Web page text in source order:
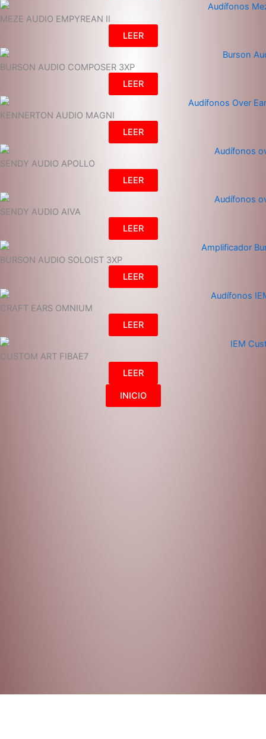
MEZE AUDIO EMPYREAN II
LEER
BURSON AUDIO COMPOSER 3XP
LEER
KENNERTON AUDIO MAGNI
LEER
SENDY AUDIO APOLLO
LEER
SENDY AUDIO AIVA
LEER
BURSON AUDIO SOLOIST 3XP
LEER
CRAFT EARS OMNIUM
LEER
CUSTOM ART FIBAE7
LEER
INICIO